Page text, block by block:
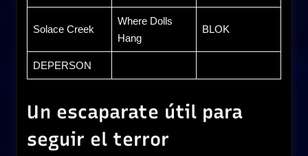
Solace Creek
Where Dolls
Hang
BLOK
DEPERSON
Un escaparate útil para
seguir el terror